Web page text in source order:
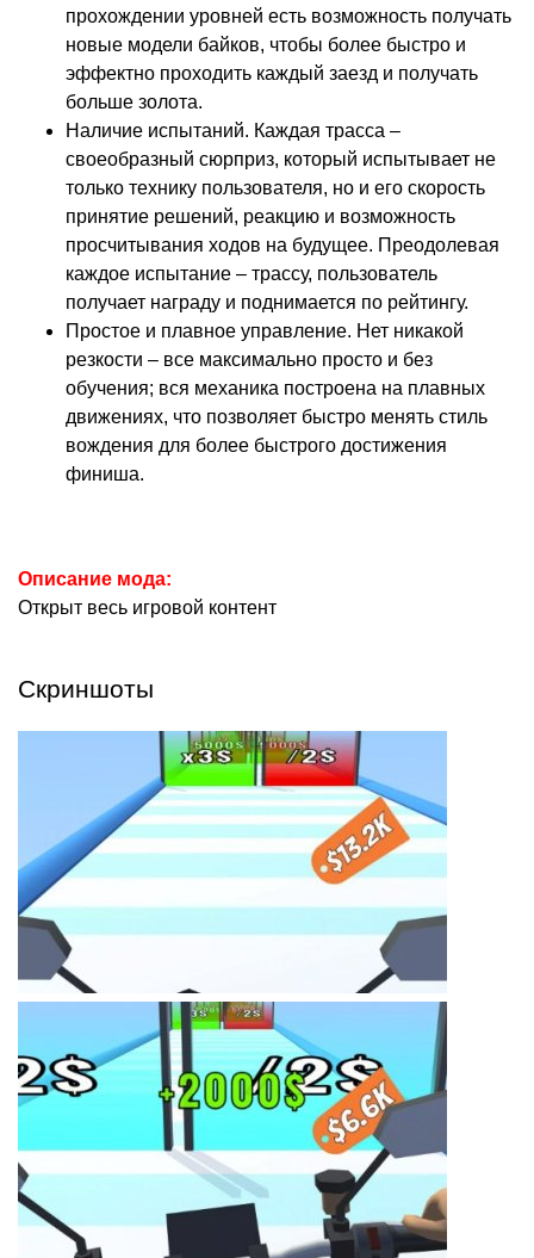
прохождении уровней есть возможность получать
новые модели байков, чтобы более быстро и
эффектно проходить каждый заезд и получать
больше золота.
Наличие испытаний. Каждая трасса –
своеобразный сюрприз, который испытывает не
только технику пользователя, но и его скорость
принятие решений, реакцию и возможность
просчитывания ходов на будущее. Преодолевая
каждое испытание – трассу, пользователь
получает награду и поднимается по рейтингу.
Простое и плавное управление. Нет никакой
резкости – все максимально просто и без
обучения; вся механика построена на плавных
движениях, что позволяет быстро менять стиль
вождения для более быстрого достижения
финиша.
Описание мода:
Открыт весь игровой контент
Скриншоты